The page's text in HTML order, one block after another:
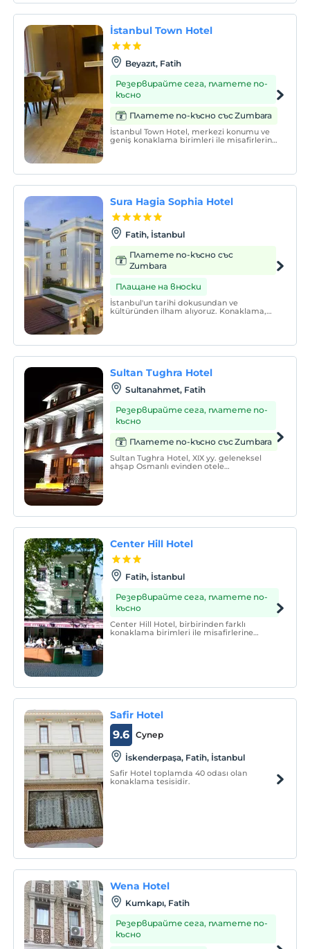
İstanbul Town Hotel
Beyazıt, Fatih
Резервирайте сега, платете по-
късно
Платете по-късно със Zumbara
İstanbul Town Hotel, merkezi konumu ve
geniş konaklama birimleri ile misafirlerine
Sura Hagia Sophia Hotel
Fatih, İstanbul
Платете по-късно със
Zumbara
Плащане на вноски
İstanbul'un tarihi dokusundan ve
kültüründen ilham alıyoruz. Konaklama,
Sultan Tughra Hotel
Sultanahmet, Fatih
Резервирайте сега, платете по-
късно
Платете по-късно със Zumbara
Sultan Tughra Hotel, XIX yy. geleneksel
ahşap Osmanlı evinden otele
Center Hill Hotel
Fatih, İstanbul
Резервирайте сега, платете по-
късно
Center Hill Hotel, birbirinden farklı
konaklama birimleri ile misafirlerine
Safir Hotel
Супер
9.6
İskenderpaşa, Fatih, İstanbul
Safir Hotel toplamda 40 odası olan
konaklama tesisidir.
Wena Hotel
Kumkapı, Fatih
Резервирайте сега, платете по-
късно